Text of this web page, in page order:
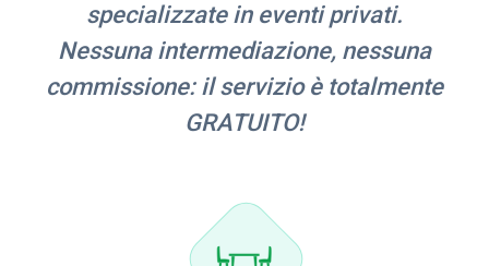
specializzate in eventi privati.
Nessuna intermediazione, nessuna
commissione: il servizio è totalmente
GRATUITO!